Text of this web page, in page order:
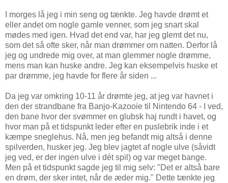
I morges lå jeg i min seng og tænkte. Jeg havde drømt et
eller andet om nogle gamle venner, som jeg snart skal
mødes med igen. Hvad det end var, har jeg glemt det nu,
som det så ofte sker, når man drømmer om natten. Derfor lå
jeg og undrede mig over, at man glemmer nogle drømme,
mens man kan huske andre. Jeg kan eksempelvis huske et
par drømme, jeg havde for flere år siden ...
Da jeg var omkring 10-11 år drømte jeg, at jeg var havnet i
den der strandbane fra Banjo-Kazooie til Nintendo 64 - I ved,
den bane hvor der svømmer en glubsk haj rundt i havet, og
hvor man på et tidspunkt leder efter en puslebrik inde i et
kæmpe sneglehus. Nå, men jeg befandt mig altså i denne
spilverden, husker jeg. Jeg blev jagtet af nogle ulve (såvidt
jeg ved, er der ingen ulve i dét spil) og var meget bange.
Men på et tidspunkt sagde jeg til mig selv: "Det er altså bare
en drøm, der sker intet, når de æder mig." Dette tænkte jeg